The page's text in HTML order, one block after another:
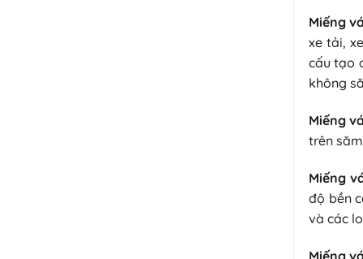
Miếng
xe tải,
cấu tạo
không
Miếng
trên
Miếng
độ bền
và các
Miếng